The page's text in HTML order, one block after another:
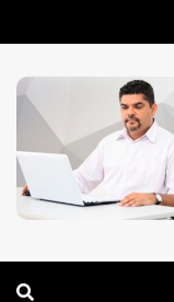
to
content